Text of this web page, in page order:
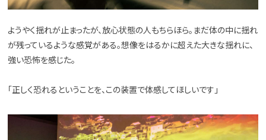
ようやく揺れが止まったが、放心状態の人もちらほら。まだ体の中に揺れ
が残っているような感覚がある。想像をはるかに超えた大きな揺れに、
強い恐怖を感じた。
「正しく恐れるということを、この装置で体感してほしいです」